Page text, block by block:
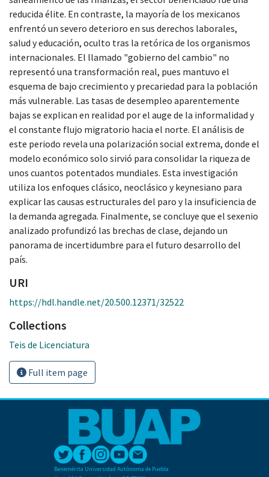
reducida élite. En contraste, la mayoría de los mexicanos
enfrentó un severo deterioro en sus derechos laborales,
salud y educación, oculto tras la retórica de los organismos
internacionales. El llamado "gobierno del cambio" no
representó una transformación real, pues mantuvo el
esquema de bajo crecimiento y precariedad para la población
más vulnerable. Las tasas de desempleo aparentemente
bajas se explican en realidad por el auge de la informalidad y
el constante flujo migratorio hacia el norte. El análisis de
este periodo revela una polarización social extrema, donde el
modelo económico solo sirvió para consolidar la riqueza de
unos cuantos potentados mundiales. Esta investigación
utiliza los enfoques clásico, neoclásico y keynesiano para
explicar las causas estructurales del paro y la insuficiencia de
la demanda agregada. Finalmente, se concluye que el sexenio
analizado profundizó las brechas de clase, dejando un
panorama de incertidumbre para el futuro desarrollo del
país.
URI
https://hdl.handle.net/20.500.12371/32522
Collections
Teis de Licenciatura
Full item page
Benemérita Universidad Autónoma de Puebla